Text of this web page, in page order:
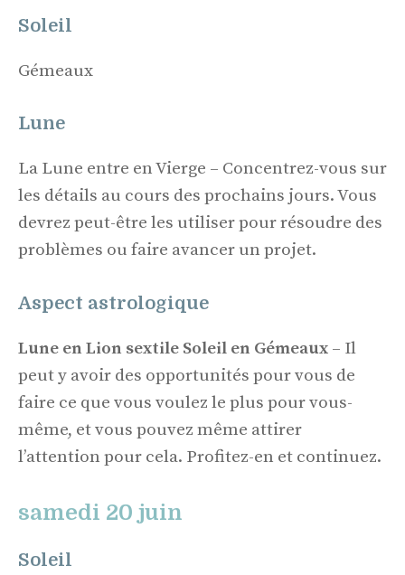
Soleil
Gémeaux
Lune
La Lune entre en Vierge – Concentrez-vous sur
les détails au cours des prochains jours. Vous
devrez peut-être les utiliser pour résoudre des
problèmes ou faire avancer un projet.
Aspect astrologique
Lune en Lion sextile Soleil en Gémeaux – Il
peut y avoir des opportunités pour vous de
faire ce que vous voulez le plus pour vous-
même, et vous pouvez même attirer
l’attention pour cela. Profitez-en et continuez.
samedi 20 juin
Soleil